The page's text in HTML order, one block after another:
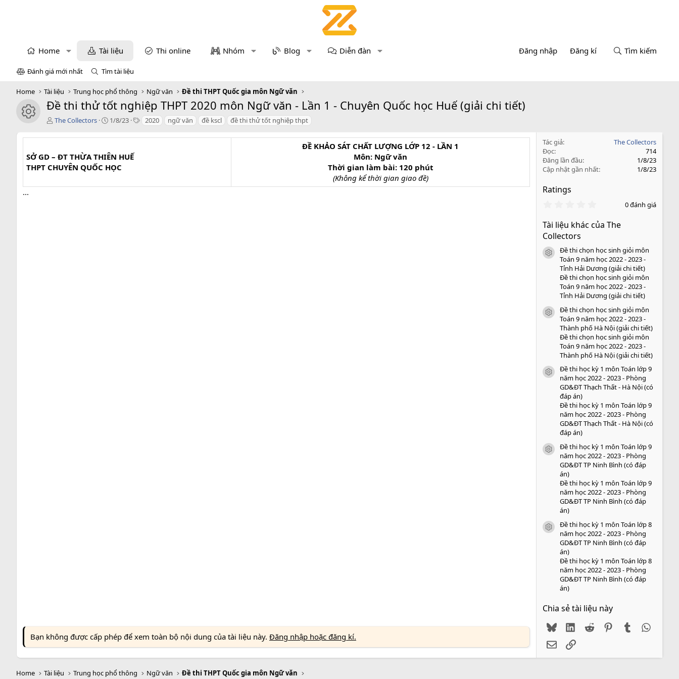
Home Tài liệu Thi online Nhóm Blog Diễn đàn Đăng nhập Đăng kí Tìm kiếm
Đánh giá mới nhất Tìm tài liệu
Home Tài liệu Trung học phổ thông Ngữ văn Đề thi THPT Quốc gia môn Ngữ văn
icon tài liệu
Đề thi thử tốt nghiệp THPT 2020 môn Ngữ văn - Lần 1 - Chuyên Quốc học Huế (giải chi tiết)
T
c
i
ả
The Collectors
C
e
t
i
o
1/8/23
T
g
2020 ngữ văn đề kscl đề thi thử tốt nghiệp thpt
SỞ GD – ĐT THỪA THIÊN HUẾ
THPT CHUYÊN QUỐC HỌC
ĐỀ KHẢO SÁT CHẤT LƯỢNG LỚP 12 - LẦN 1
Môn: Ngữ văn
Thời gian làm bài: 120 phút
(Không kể thời gian giao đề)
...
Bạn không được cấp phép để xem toàn bộ nội dung của tài liệu này. Đăng nhập hoặc đăng kí.
Tác giả
The Collectors
Đọc
714
Đăng lần đầu
1/8/23
Cập nhật gần nhất
1/8/23
Ratings
0
0
o
0 đánh giá
Tài liệu khác của The
Collectors
icon tài liệu
Đề thi chọn học sinh giỏi môn
Toán 9 năm học 2022 - 2023 -
Tỉnh Hải Dương (giải chi tiết)
Đề thi chọn học sinh giỏi môn
Toán 9 năm học 2022 - 2023 -
Tỉnh Hải Dương (giải chi tiết)
icon tài liệu
Đề thi chọn học sinh giỏi môn
Toán 9 năm học 2022 - 2023 -
Thành phố Hà Nội (giải chi tiết)
Đề thi chọn học sinh giỏi môn
Toán 9 năm học 2022 - 2023 -
Thành phố Hà Nội (giải chi tiết)
icon tài liệu
Đề thi học kỳ 1 môn Toán lớp 9
năm học 2022 - 2023 - Phòng
GD&ĐT Thạch Thất - Hà Nội (có
đáp án)
Đề thi học kỳ 1 môn Toán lớp 9
năm học 2022 - 2023 - Phòng
GD&ĐT Thạch Thất - Hà Nội (có
đáp án)
icon tài liệu
Đề thi học kỳ 1 môn Toán lớp 9
năm học 2022 - 2023 - Phòng
GD&ĐT TP Ninh Bình (có đáp
án)
Đề thi học kỳ 1 môn Toán lớp 9
năm học 2022 - 2023 - Phòng
GD&ĐT TP Ninh Bình (có đáp
án)
icon tài liệu
Đề thi học kỳ 1 môn Toán lớp 8
năm học 2022 - 2023 - Phòng
GD&ĐT TP Ninh Bình (có đáp
án)
Đề thi học kỳ 1 môn Toán lớp 8
năm học 2022 - 2023 - Phòng
GD&ĐT TP Ninh Bình (có đáp
án)
Chia sẻ tài liệu này
BlueskyLinkedIn
Reddit PinterestTumblr
EmailLink
Home Tài liệu Trung học phổ thông Ngữ văn Đề thi THPT Quốc gia môn Ngữ văn